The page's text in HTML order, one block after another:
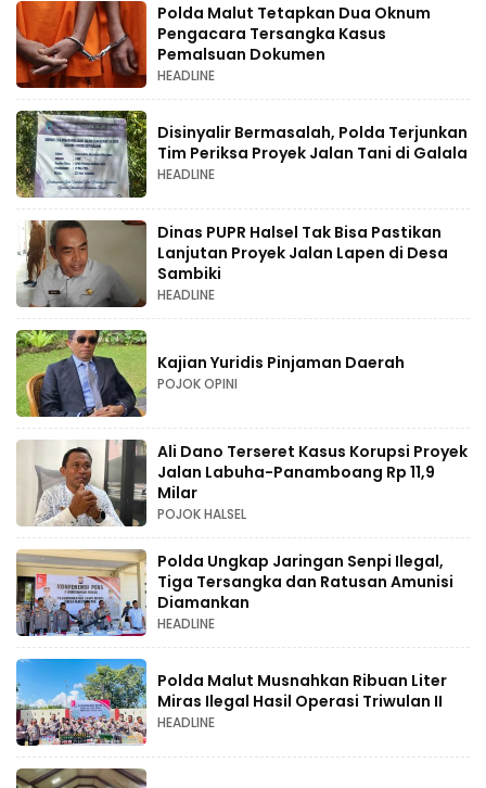
Polda Malut Tetapkan Dua Oknum
Pengacara Tersangka Kasus
Pemalsuan Dokumen
HEADLINE
Disinyalir Bermasalah, Polda Terjunkan
Tim Periksa Proyek Jalan Tani di Galala
HEADLINE
Dinas PUPR Halsel Tak Bisa Pastikan
Lanjutan Proyek Jalan Lapen di Desa
Sambiki
HEADLINE
Kajian Yuridis Pinjaman Daerah
POJOK OPINI
Ali Dano Terseret Kasus Korupsi Proyek
Jalan Labuha-Panamboang Rp 11,9
Milar
POJOK HALSEL
Polda Ungkap Jaringan Senpi Ilegal,
Tiga Tersangka dan Ratusan Amunisi
Diamankan
HEADLINE
Polda Malut Musnahkan Ribuan Liter
Miras Ilegal Hasil Operasi Triwulan II
HEADLINE